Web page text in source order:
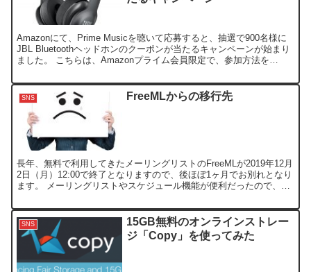
Amazonにて、Prime Musicを聴いて応募すると、抽選で900名様に
JBL Bluetoothヘッドホンのクーポンが当たるキャンペーンが始まり
ました。 こちらは、Amazonプライム会員限定で、参加方法を
SNS FreeMLからの移行先
長年、無料で利用してきたメーリングリストのFreeMLが2019年12月
2日（月）12:00で終了となりますので、後ほぼ1ヶ月でお別れとなり
ます。 メーリングリストやスケジュール機能が便利だったので、か
SNS
15GB無料のオンラインストレー
ジ「Copy」を使ってみた